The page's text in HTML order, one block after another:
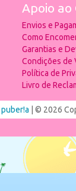
Apoio ao
Envios e
Como
Garantias e
Condições de
Política de
Livro de
puber!a | © 2026